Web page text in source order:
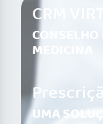
CRM
CONSELHO
MEDICINA
UMA